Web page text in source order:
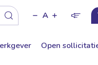
A
Open